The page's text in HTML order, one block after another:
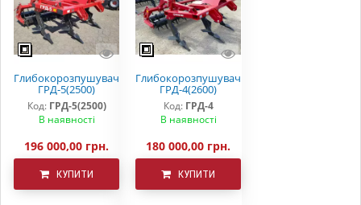
Глибокорозпушувач
ГРД-5(2500)
Код: ГРД-5(2500)
В наявності
196 000,00 грн.
КУПИТИ
Глибокорозпушувач
ГРД-4(2600)
Код: ГРД-4
В наявності
180 000,00 грн.
КУПИТИ